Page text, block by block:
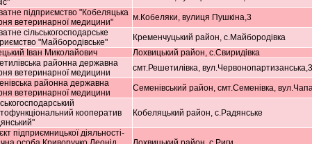
підприємство "Кобеляцька
ветеринарної медицини"
м.Кобеляки, вулиця Пушкіна,3
сільськогосподарське
"Майбородівське"
Кременчуцький район, с.Майбородівка
Іван Миколайович
Лохвицький район, с.Свиридівка
районна державна
ветеринарної медицини
смт.Решетилівка, вул.Червонопартизанська,3
районна державна
ветеринарної медицини
Семенівський район, смт.Семенівка,
кооператив
Кобеляцький район, с.Радянське
підприємницької діяльності-